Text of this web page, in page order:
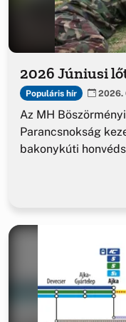
2026 Júniusi
Populáris hír 2026.
Az MH
Parancsnokság
bakonykúti